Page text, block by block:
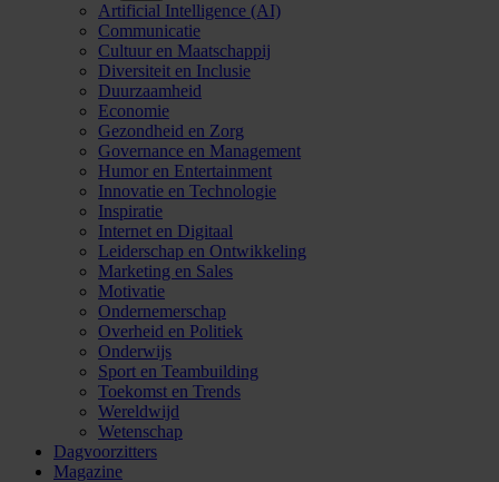
Artificial Intelligence (AI)
Communicatie
Cultuur en Maatschappij
Diversiteit en Inclusie
Duurzaamheid
Economie
Gezondheid en Zorg
Governance en Management
Humor en Entertainment
Innovatie en Technologie
Inspiratie
Internet en Digitaal
Leiderschap en Ontwikkeling
Marketing en Sales
Motivatie
Ondernemerschap
Overheid en Politiek
Onderwijs
Sport en Teambuilding
Toekomst en Trends
Wereldwijd
Wetenschap
Dagvoorzitters
Magazine